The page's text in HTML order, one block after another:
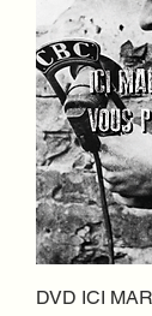
DVD ICI